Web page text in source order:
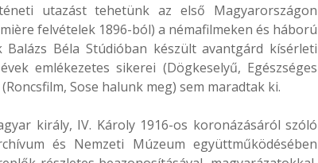
utazást tehetünk az első Magyarországon
felvételek 1896-ból) a némafilmeken és háború
Béla Stúdióban készült avantgárd kísérleti
emlékezetes sikerei (Dögkeselyű, Egészséges
Sose halunk meg) sem maradtak ki.
király, IV. Károly 1916-os koronázásáról szóló
és Nemzeti Múzeum együttműködésében